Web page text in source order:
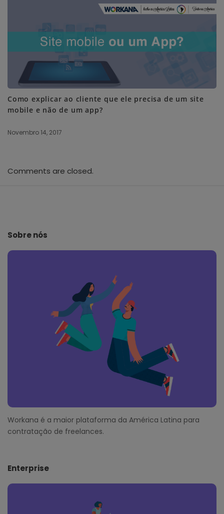
Como explicar ao cliente que ele precisa de um site
mobile e não de um app?
Novembro 14, 2017
Comments are closed.
Sobre nós
Workana é a maior plataforma da América Latina para
contratação de freelances.
Enterprise